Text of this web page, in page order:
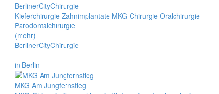
BerlinerCityChirurgie
Kieferchirurgie Zahnimplantate MKG-Chirurgie Oralchirurgie
Parodontalchirurgie
(mehr)
BerlinerCityChirurgie
in Berlin
MKG Am Jungfernstieg